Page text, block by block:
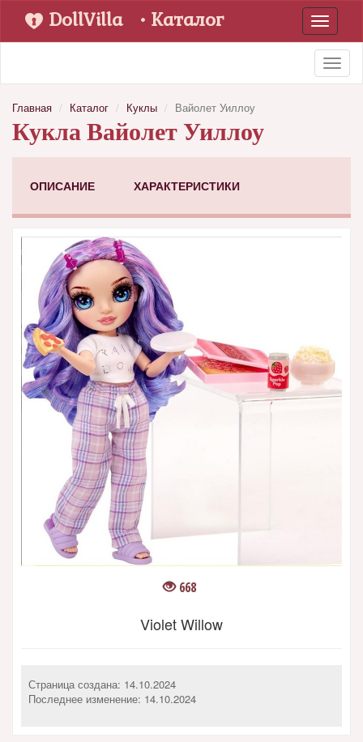
Toggle
DollVilla • Каталог
Главная Каталог Куклы Вайолет Уиллоу
Кукла Вайолет Уиллоу
ОПИСАНИЕ ХАРАКТЕРИСТИКИ
668
Violet Willow
Страница создана: 14.10.2024
Последнее изменение: 14.10.2024